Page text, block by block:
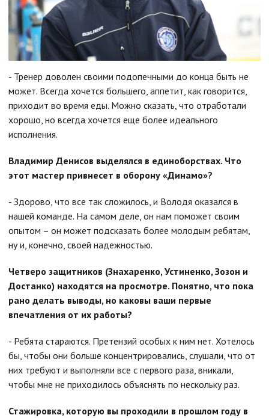
- Тренер доволен своими подопечными до конца быть не
может. Всегда хочется большего, аппетит, как говорится,
приходит во время еды. Можно сказать, что отработали
хорошо, но всегда хочется еще более идеального
исполнения.
Владимир Денисов выделялся в единоборствах. Что
этот мастер привнесет в оборону «Динамо»?
- Здорово, что все так сложилось, и Володя оказался в
нашей команде. На самом деле, он нам поможет своим
опытом – он может подсказать более молодым ребятам,
ну и, конечно, своей надежностью.
Четверо защитников (Знахаренко, Устиненко, Зозон и
Достанко) находятся на просмотре. Понятно, что пока
рано делать выводы, но каковы ваши первые
впечатления от их работы?
- Ребята стараются. Претензий особых к ним нет. Хотелось
бы, чтобы они больше концентрировались, слушали, что от
них требуют и выполняли все с первого раза, вникали,
чтобы мне не приходилось объяснять по нескольку раз.
Стажировка, которую вы проходили в прошлом году в